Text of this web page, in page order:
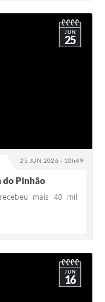
25 JUN 2026 - 10h49
JUN
25
do Pinhão
mais 40 mil
JUN
16